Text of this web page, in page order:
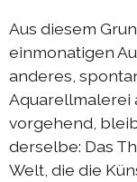
Austausch
Austausch
Austausch
Aus diesem
einmonatigen
anderes,
Aquarellmalerei
vorgehend,
derselbe: Das
Welt, die die